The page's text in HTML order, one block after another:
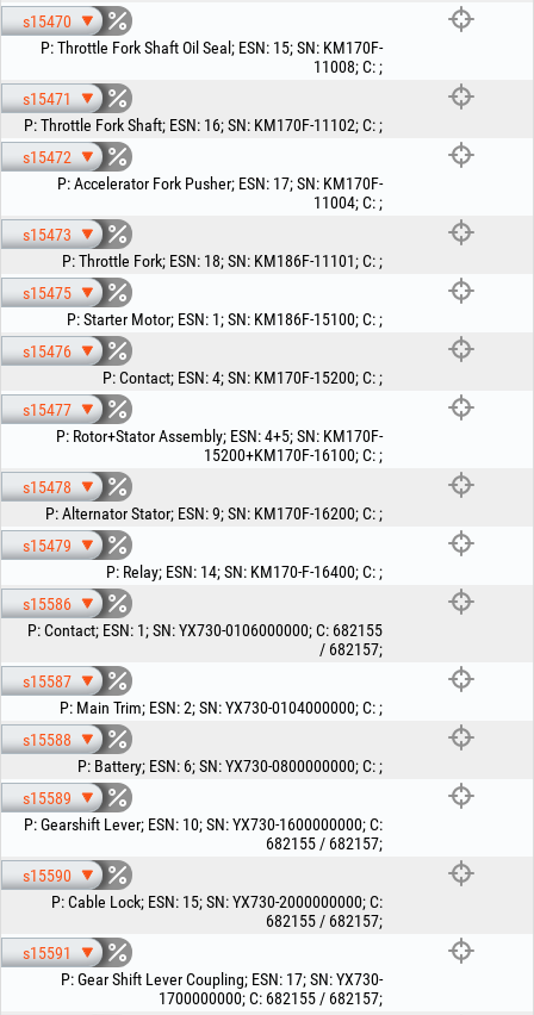
s15470
P:Throttle Fork Shaft Oil Seal ; ESN: 15;SN: KM170F-
11008;C:;
s15471
P:Throttle Fork Shaft; ESN: 16;SN: KM170F-11102;C:;
s15472
P:Accelerator Fork Pusher; ESN: 17;SN: KM170F-
11004;C:;
s15473
P:Throttle Fork; ESN: 18;SN: KM186F-11101;C:;
s15475
P:Starter Motor; ESN: 1;SN: KM186F-15100;C:;
s15476
P:Contact; ESN:4;SN: KM170F-15200;C:;
s15477
P: Rotor+Stator Assembly; ESN:4+5;SN: KM170F-
15200+KM170F-16100;C:;
s15478
P:Alternator Stator; ESN:9;SN: KM170F-16200;C:;
s15479
P: Relay; ESN: 14;SN: KM170-F-16400;C:;
s15586
P:Contact; ESN: 1;SN:YX730-0106000000;C: 682155
/ 682157;
s15587
P: Main Trim; ESN:2;SN:YX730-0104000000;C:;
s15588
P: Battery; ESN: 6;SN:YX730-0800000000;C:;
s15589
P:Gearshift Lever; ESN: 10;SN:YX730-1600000000;C:
682155 / 682157;
s15590
P:Cable Lock; ESN: 15;SN:YX730-2000000000;C:
682155 / 682157;
s15591
P:Gear Shift Lever Coupling; ESN: 17;SN:YX730-
1700000000;C: 682155 / 682157;